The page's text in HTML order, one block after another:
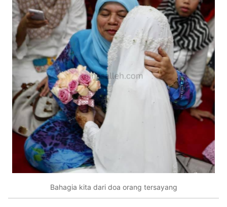
Bahagia kita dari doa orang tersayang